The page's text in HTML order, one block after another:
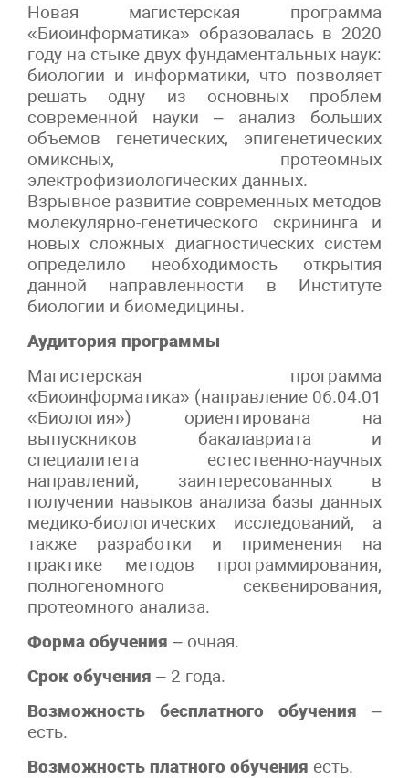
Новая магистерская программа
«Биоинформатика» образовалась в 2020
году на стыке двух фундаментальных наук:
биологии и информатики, что позволяет
решать одну из основных проблем
современной науки – анализ больших
объемов генетических, эпигенетических
омиксных, протеомных
электрофизиологических данных.
Взрывное развитие современных методов
молекулярно-генетического скрининга и
новых сложных диагностических систем
определило необходимость открытия
данной направленности в Институте
биологии и биомедицины.
Аудитория программы
Магистерская программа
«Биоинформатика» (направление 06.04.01
«Биология») ориентирована на
выпускников бакалавриата и
специалитета естественно-научных
направлений, заинтересованных в
получении навыков анализа базы данных
медико-биологических исследований, а
также разработки и применения на
практике методов программирования,
полногеномного секвенирования,
протеомного анализа.
Форма обучения – очная.
Срок обучения – 2 года.
Возможность бесплатного обучения –
есть.
Возможность платного обучения есть.